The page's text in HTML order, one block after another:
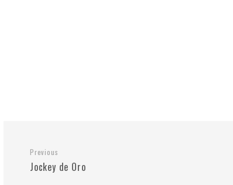
Previous
Jockey de Oro